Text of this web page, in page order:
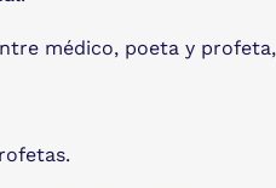
médico, poeta y profeta,